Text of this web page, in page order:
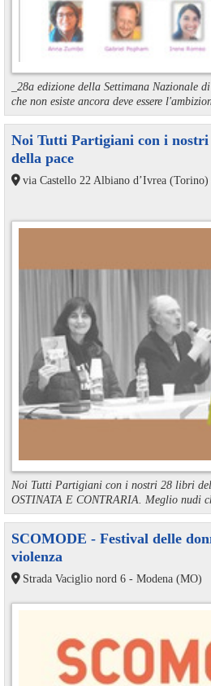
_28a edizione della Settimana Nazionale
che non esiste ancora deve essere
Noi Tutti Partigiani con i
della pace
via Castello 22 Albiano d’Ivrea
Noi Tutti Partigiani con i nostri 28 libri
OSTINATA E CONTRARIA. Meglio nudi
SCOMODE - Festival delle
violenza
Strada Vaciglio nord 6 - Modena (MO)